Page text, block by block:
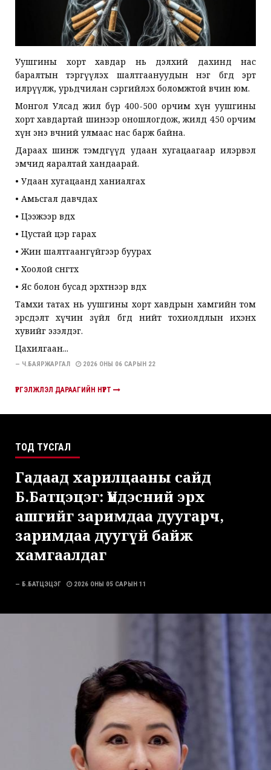
Уушгины хорт хавдар нь дэлхий дахинд нас
баралтын тэргүүлэх шалтгаануудын нэг бөгөөд эрт
илрүүлж, урьдчилан сэргийлэх боломжтой өвчин юм.
Монгол Улсад жил бүр 400-500 орчим хүн уушгины
хорт хавдартай шинээр оношлогдож, жилд 450 орчим
хүн энэ өвчний улмаас нас барж байна.
Дараах шинж тэмдгүүд удаан хугацаагаар илэрвэл
эмчид яаралтай хандаарай.
• Удаан хугацаанд ханиалгах
• Амьсгал давчдах
• Цээжээр өвдөх
• Цустай цэр гарах
• Жин шалтгаангүйгээр буурах
• Хоолой сөөнгөтөх
• Яс болон бусад эрхтнээр өвдөх
Тамхи татах нь уушгины хорт хавдрын хамгийн том
эрсдэлт хүчин зүйл бөгөөд нийт тохиолдлын ихэнх
хувийг эзэлдэг.
Цахилгаан...
— Ч.БАЯРЖАРГАЛ 2026 ОНЫ 06 САРЫН 22
ҮРГЭЛЖЛЭЛ ДАРААГИЙН НҮҮРТ
ТОД ТУСГАЛ
Гадаад харилцааны сайд
Б.Батцэцэг: Үндэсний эрх
ашгийг заримдаа дуугарч,
заримдаа дуугүй байж
хамгаалдаг
— Б.БАТЦЭЦЭГ 2026 ОНЫ 05 САРЫН 11